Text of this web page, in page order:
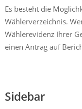
Es besteht die
Wählerverzeichnis.
Wählerevidenz Ihrer
einen Antrag auf
Sidebar